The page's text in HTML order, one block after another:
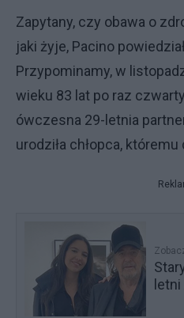
Zapytany, czy obawa o
jaki żyje, Pacino
Przypominamy, w
wieku 83 lat po raz
ówczesna 29-letnia
urodziła chłopca,
letni